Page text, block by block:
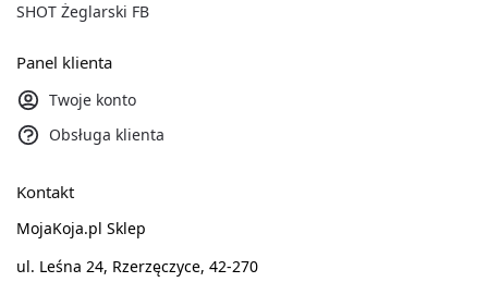
SHOT Żeglarski FB
Panel klienta
Twoje konto
Obsługa klienta
Kontakt
MojaKoja.pl Sklep
ul. Leśna 24, Rzerzęczyce, 42-270